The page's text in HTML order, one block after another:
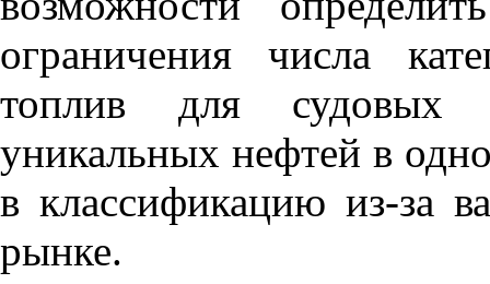
ограничения числа
топлив для судовых
уникальных нефтей в
в классификацию из-за
рынке.